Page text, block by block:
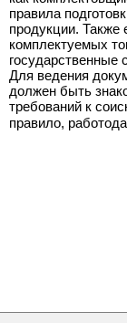
правила
продукции. Также
комплектуемых
государственные
Для ведения
должен быть
требований к
правило,